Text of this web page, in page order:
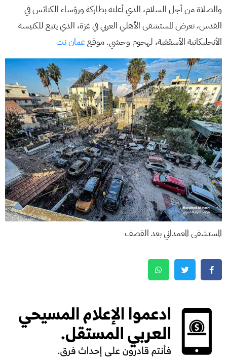
والصلاة من أجل السلام، الذي أعلنه بطاركة ورؤساء الكنائس في
القدس، تعرض المستشفى الأهلي العربي في غزة، الذي يتبع للكنيسة
الأنجليكانية الأسقفية، لهجوم وحشي. موقععمان نت
المستشفى المعمداني بعد القصف